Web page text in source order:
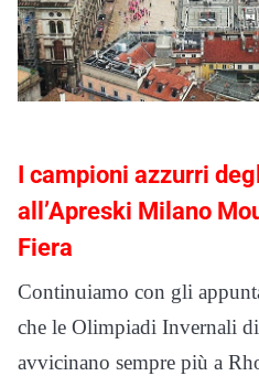
I campioni azzurri
all’Apreski Milano
Fiera
Continuiamo con gli
che le Olimpiadi Invernali
avvicinano sempre più a